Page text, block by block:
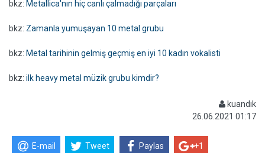
bkz: Metallica'nın hiç canlı çalmadığı parçaları
bkz: Zamanla yumuşayan 10 metal grubu
bkz: Metal tarihinin gelmiş geçmiş en iyi 10 kadın vokalisti
bkz: ilk heavy metal müzik grubu kimdir?
kuandık
26.06.2021 01:17
E-mail Tweet Paylas +1